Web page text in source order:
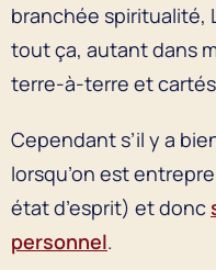
branchée spiritualité,
tout ça, autant dans
terre-à-terre et
Cependant s’il y a
lorsqu’on est
état d’esprit) et donc
personnel.